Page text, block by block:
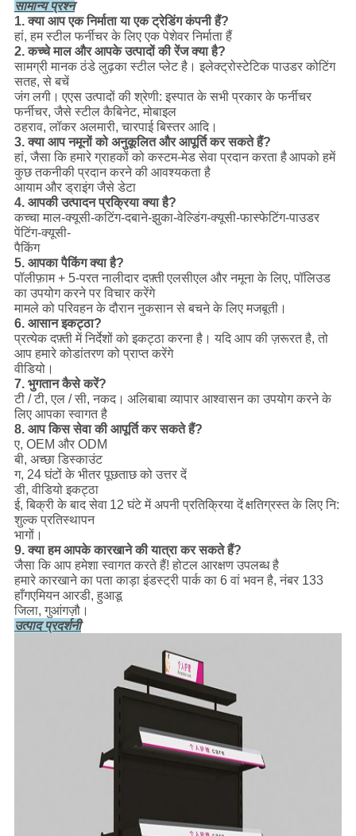
सामान्य प्रश्न
1. क्या आप एक निर्माता या एक ट्रेडिंग कंपनी हैं?
हां, हम स्टील फर्नीचर के लिए एक पेशेवर निर्माता हैं
2. कच्चे माल और आपके उत्पादों की रेंज क्या है?
सामग्री मानक ठंडे लुढ़का स्टील प्लेट है। इलेक्ट्रोस्टेटिक पाउडर कोटिंग
सतह, से बचें
जंग लगी। एएस उत्पादों की श्रेणी: इस्पात के सभी प्रकार के फर्नीचर
फर्नीचर, जैसे स्टील कैबिनेट, मोबाइल
ठहराव, लॉकर अलमारी, चारपाई बिस्तर आदि।
3. क्या आप नमूनों को अनुकूलित और आपूर्ति कर सकते हैं?
हां, जैसा कि हमारे ग्राहकों को कस्टम-मेड सेवा प्रदान करता हैआपको हमें
कुछ तकनीकी प्रदान करने की आवश्यकता है
आयाम और ड्राइंग जैसे डेटा
4. आपकी उत्पादन प्रक्रिया क्या है?
कच्चा माल-क्यूसी-कटिंग-दबाने-झुका-वेल्डिंग-क्यूसी-फास्फेटिंग-पाउडर
पेंटिंग-क्यूसी-
पैकिंग
5. आपका पैकिंग क्या है?
पॉलीफ़ाम + 5-परत नालीदार दफ़्तीएलसीएल और नमूना के लिए, पॉलिउड
का उपयोग करने पर विचार करेंगे
मामले को परिवहन के दौरान नुकसान से बचने के लिए मजबूती।
6. आसान इकट्ठा?
प्रत्येक दफ़्ती में निर्देशों को इकट्ठा करना है। यदि आप की ज़रूरत है, तो
आप हमारे कोडांतरण को प्राप्त करेंगे
वीडियो।
7. भुगतान कैसे करें?
टी / टी, एल / सी, नकद। अलिबाबा व्यापार आश्वासन का उपयोग करने के
लिए आपका स्वागत है
8. आप किस सेवा की आपूर्ति कर सकते हैं?
ए, OEM और ODM
बी, अच्छा डिस्काउंट
ग, 24 घंटों के भीतर पूछताछ को उत्तर दें
डी, वीडियो इकट्ठा
ई, बिक्री के बाद सेवा 12 घंटे में अपनी प्रतिक्रिया देंक्षतिग्रस्त के लिए नि:
शुल्क प्रतिस्थापन
भागों।
9. क्या हम आपके कारखाने की यात्रा कर सकते हैं?
जैसा कि आप हमेशा स्वागत करते हैं! होटल आरक्षण उपलब्ध है
हमारे कारखाने का पता काड़ा इंडस्ट्री पार्क का 6 वां भवन है, नंबर 133
हाँगएमियन आरडी, हुआडू
जिला, गुआंगज़ौ।
उत्पाद प्रदर्शनी